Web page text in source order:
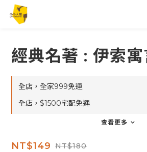
經典名著 : 伊索寓
全店，全家999免運
全店，$1500宅配免運
查看更多
NT$149 NT$180